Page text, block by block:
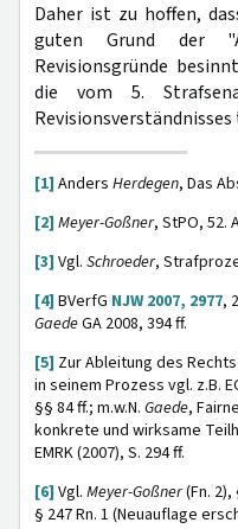
Daher ist zu hoffen,
guten Grund der
Revisionsgründe
die vom 5.
[1] Anders Herdegen, Das
[2] Meyer-Goßner, StPO, 52.
[3] Vgl. Schroeder,
[4] BVerfG NJW 2007, 2977,
GaedeGA 2008, 394 ff.
[5] Zur Ableitung des
in seinem Prozess vgl. z.B.
§§ 84 ff.; m.w.N. Gaede,
konkrete und wirksame
EMRK (2007), S. 294 ff.
[6] Vgl. Meyer-Goßner(Fn. 2),
§ 247 Rn. 1 (Neuauflage